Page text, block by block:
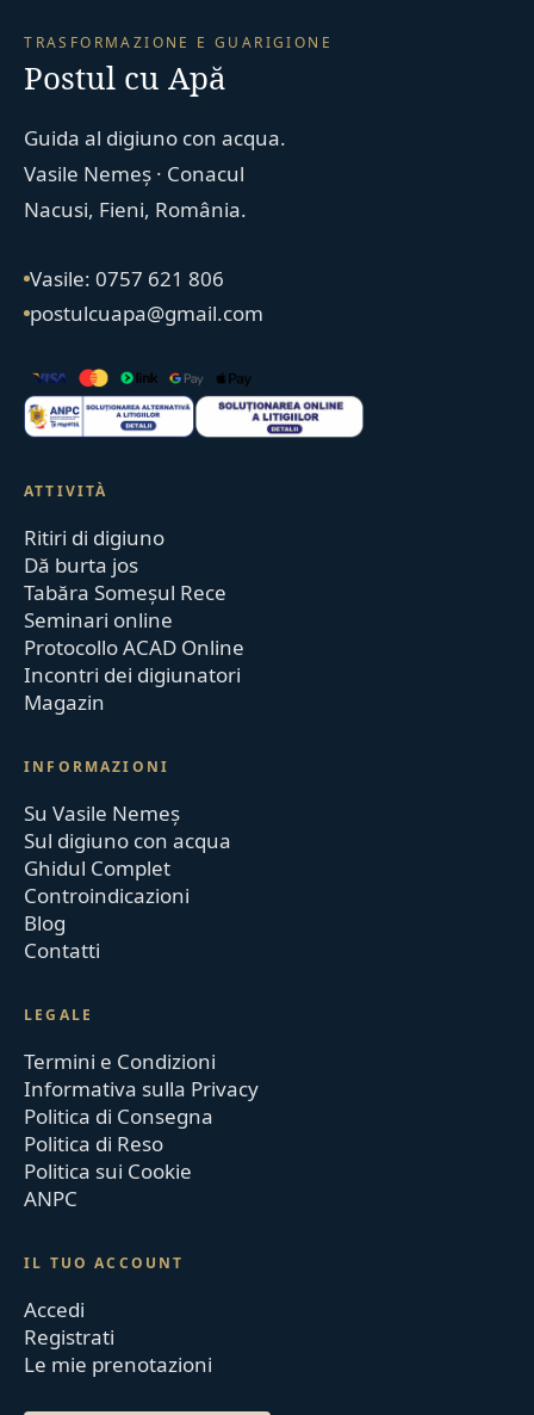
TRASFORMAZIONE E GUARIGIONE
Postul cu Apă
Guida al digiuno con acqua.
Vasile Nemeș · Conacul
Nacusi, Fieni, România.
Vasile: 0757 621 806
postulcuapa@gmail.com
ATTIVITÀ
Ritiri di digiuno
Dă burta jos
Tabăra Someșul Rece
Seminari online
Protocollo ACAD Online
Incontri dei digiunatori
Magazin
INFORMAZIONI
Su Vasile Nemeș
Sul digiuno con acqua
Ghidul Complet
Controindicazioni
Blog
Contatti
LEGALE
Termini e Condizioni
Informativa sulla Privacy
Politica di Consegna
Politica di Reso
Politica sui Cookie
ANPC
IL TUO ACCOUNT
Accedi
Registrati
Le mie prenotazioni